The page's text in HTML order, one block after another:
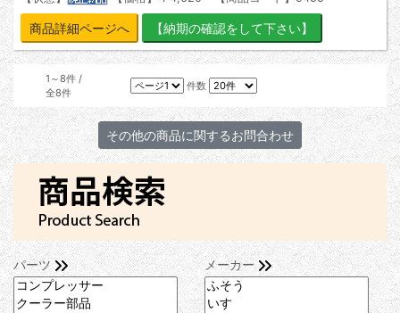
商品詳細ページへ
1～8件 /
全8件
件数
パーツ メーカー